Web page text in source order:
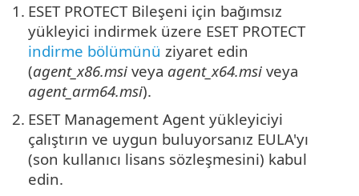
1. ESET PROTECT Bileşeni için bağımsız
yükleyici indirmek üzere ESET PROTECT
indirme bölümünü ziyaret edin
(agent_x86.msi veya agent_x64.msi veya
agent_arm64.msi).
2. ESET Management Agent yükleyiciyi
çalıştırın ve uygun buluyorsanız EULA'yı
(son kullanıcı lisans sözleşmesini) kabul
edin.